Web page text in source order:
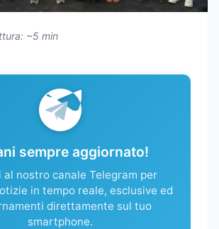
~5 min
sempre aggiornato!
al nostro canale Telegram per
in tempo reale, esclusive ed
direttamente sul tuo
smartphone.